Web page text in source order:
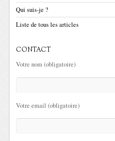
Qui suis-je ?
Liste de tous les articles
CONTACT
Votre nom (obligatoire)
Votre email (obligatoire)